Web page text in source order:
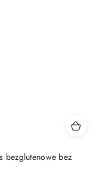
bezglutenowe bez